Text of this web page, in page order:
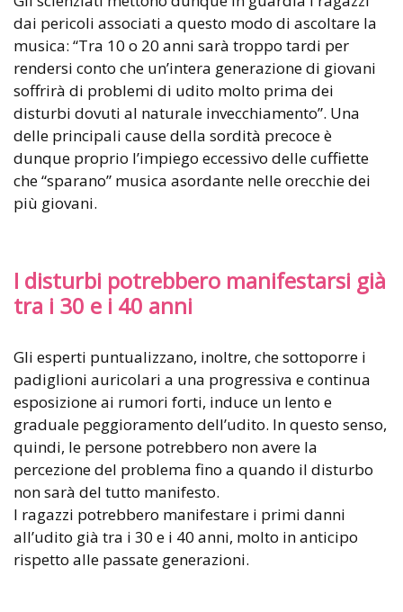
dai pericoli associati a questo modo di ascoltare la
musica: “Tra 10 o 20 anni sarà troppo tardi per
rendersi conto che un’intera generazione di giovani
soffrirà di problemi di udito molto prima dei
disturbi dovuti al naturale invecchiamento”. Una
delle principali cause della sordità precoce è
dunque proprio l’impiego eccessivo delle cuffiette
che “sparano” musica asordante nelle orecchie dei
più giovani.
I disturbi potrebbero manifestarsi già
tra i 30 e i 40 anni
Gli esperti puntualizzano, inoltre, che sottoporre i
padiglioni auricolari a una progressiva e continua
esposizione ai rumori forti, induce un lento e
graduale peggioramento dell’udito. In questo senso,
quindi, le persone potrebbero non avere la
percezione del problema fino a quando il disturbo
non sarà del tutto manifesto.
I ragazzi potrebbero manifestare i primi danni
all’udito già tra i 30 e i 40 anni, molto in anticipo
rispetto alle passate generazioni.